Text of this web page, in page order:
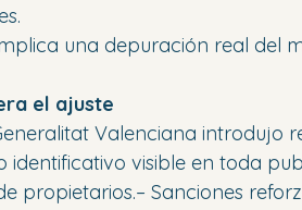
una depuración real del
el ajuste
Valenciana introdujo
identificativo visible en toda
propietarios.– Sanciones